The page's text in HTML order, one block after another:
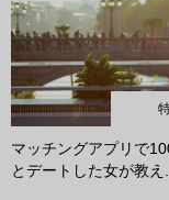
マッチングアプリで
とデートした女が教え